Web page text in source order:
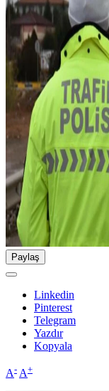
Paylaş
Linkedin
Pinterest
Telegram
Yazdır
Kopyala
A- A+